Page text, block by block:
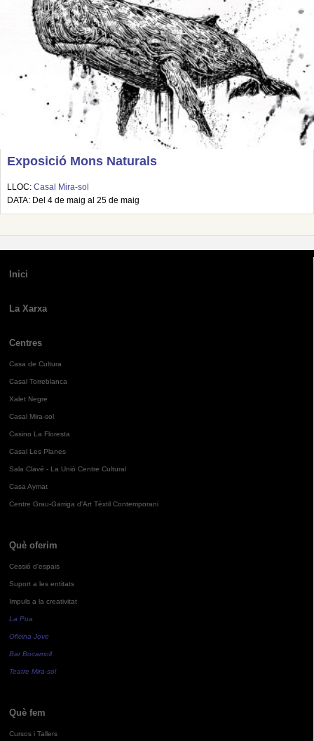
Exposició Mons Naturals
LLOC: Casal Mira-sol
DATA: Del 4 de maig al 25 de maig
Inici
La Xarxa
Centres
Casa de Cultura
Casal Torreblanca
Xalet Negre
Casal Mira-sol
Casino La Floresta
Casal Les Planes
Sala Clavé - La Unió Centre Cultural
Casa Aymat
Centre Grau-Garriga d'Art Tèxtil Contemporani
Què oferim
Cessió d'espais
Suport a les entitats
Impuls a la creativitat
La Pua
Oficina Jove
Bar Bocamoll
Teatre Mira-sol
Què fem
Cursos i Tallers